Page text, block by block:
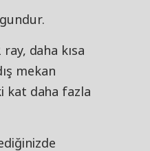
daha kısa
mekan
kat daha fazla